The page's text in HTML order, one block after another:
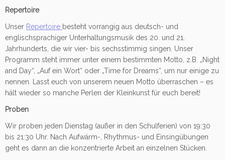
Repertoire
Unser Repertoire besteht vorrangig aus deutsch- und
englischsprachiger Unterhaltungsmusik des 20. und 21.
Jahrhunderts, die wir vier- bis sechsstimmig singen. Unser
Programm steht immer unter einem bestimmten Motto, z.B. „Night
and Day“, „Auf ein Wort“ oder „Time for Dreams“, um nur einige zu
nennen. Lasst euch von unserem neuen Motto überraschen – es
hält wieder so manche Perlen der Kleinkunst für euch bereit!
Proben
Wir proben jeden Dienstag (außer in den Schulferien) von 19:30
bis 21:30 Uhr. Nach Aufwärm-, Rhythmus- und Einsingübungen
geht es dann an die konzentrierte Arbeit an einzelnen Stücken.